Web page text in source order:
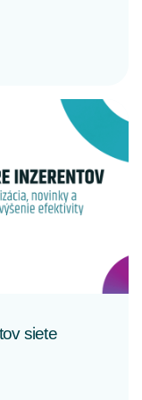
siete